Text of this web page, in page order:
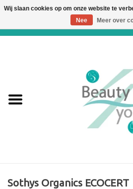
Sothys Organics ECOCERT
Wij slaan cookies op om onze website te
Nee
Meer over